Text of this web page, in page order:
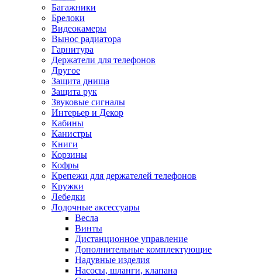
Багажники
Брелоки
Видеокамеры
Вынос радиатора
Гарнитура
Держатели для телефонов
Другое
Защита днища
Защита рук
Звуковые сигналы
Интерьер и Декор
Кабины
Канистры
Книги
Корзины
Кофры
Крепежи для держателей телефонов
Кружки
Лебедки
Лодочные аксессуары
Весла
Винты
Дистанционное управление
Дополнительные комплектующие
Надувные изделия
Насосы, шланги, клапана